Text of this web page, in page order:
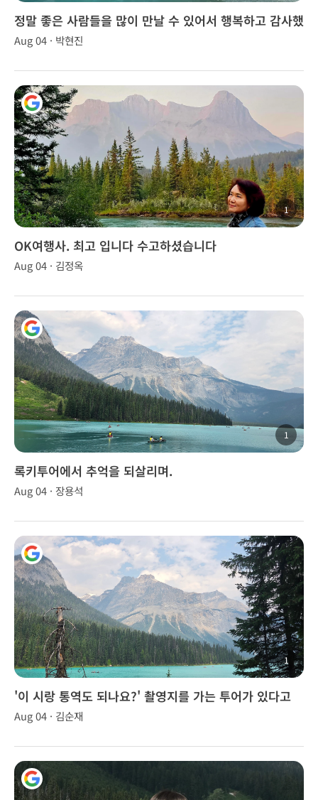
정말 좋은 사람들을 많이 만날 수 있어서 행복하고 감사했
다.
Aug 04 · 박현진
1
OK여행사. 최고 입니다 수고하셨습니다
Aug 04 · 김정옥
1
록키투어에서 추억을 되살리며.
Aug 04 · 장용석
1
'이 시랑 통역도 되나요?' 촬영지를 가는 투어가 있다고
해서 신청
Aug 04 · 김순재